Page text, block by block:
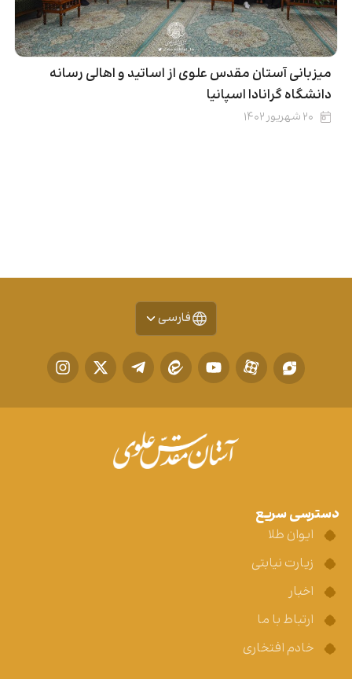
میزبانی آستان مقدس علوی از اساتید و اهالی رسانه
دانشگاه گرانادا اسپانیا
۲۰ شهریور ۱۴۰۲
فارسی
دسترسی سریع
ایوان طلا
زیارت نیابتی
اخبار
ارتباط با ما
خادم افتخاری